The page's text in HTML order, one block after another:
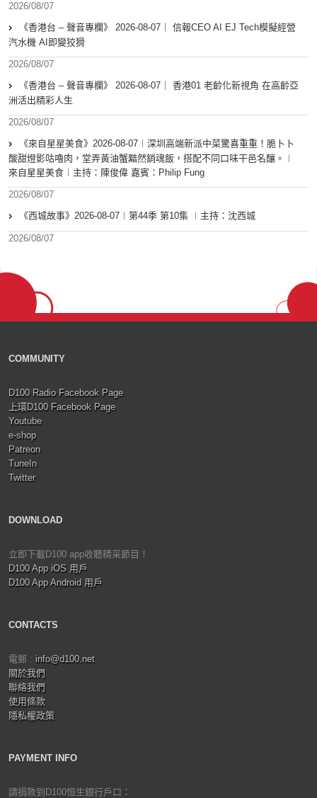
2026/08/07
《香港台 – 聲音專欄》 2026-08-07｜ 信報CEO AI EJ Tech模擬經營
汽水機 AI即變狡猾
2026/08/07
《香港台 – 聲音專欄》 2026-08-07｜ 香港01 老齡化新視角 在高齡亞
洲活出精彩人生
2026/08/07
《來自星星美食》2026-08-07︱深圳高端新派中菜驚喜重重！脆卜卜
酸甜燈影咕嚕肉，堂弄黃油蟹黯然銷魂飯，搭配不同口味干邑名釀。︱
來自星星美食︱主持：陳俊偉 嘉賓：Philip Fung
2026/08/07
《西城故事》2026-08-07︱第44季 第10集 ︱主持：沈西城
2026/08/07
COMMUNITY
D100 Radio Facebook Page
上環D100 Facebook Page
Youtube
e-shop
Patreon
TuneIn
Twitter
DOWNLOAD
立即下載D100 app收聽精采節目！
D100 App iOS 用戶
D100 App Android 用戶
CONTACTS
電郵 : info@d100.net
關於我們
聯絡我們
使用條款
隱私權政策
PAYMENT INFO
請捐款到D100恒生銀行戶口：